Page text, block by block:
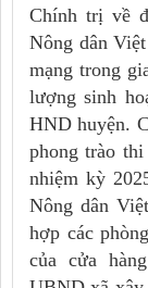
Chính trị về
Nông dân
mạng trong
lượng sinh
HND huyện.
phong trào
nhiệm kỳ
Nông dân
hợp các
của cửa